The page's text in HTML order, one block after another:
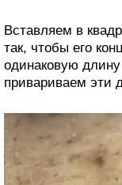
Вставляем в
так, чтобы его
одинаковую
привариваем эти